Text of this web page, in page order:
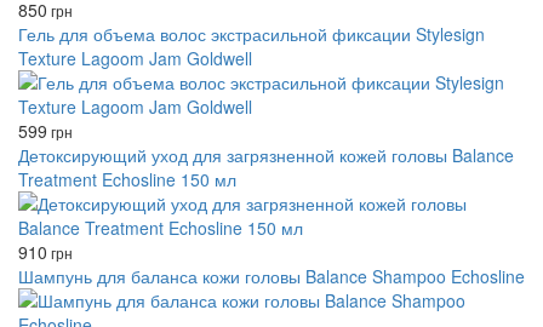
850 грн
Гель для объема волос экстрасильной фиксации Stylesign
Texture Lagoom Jam Goldwell
599 грн
Детоксирующий уход для загрязненной кожей головы Balance
Treatment Echosline 150 мл
910 грн
Шампунь для баланса кожи головы Balance Shampoo Echosline